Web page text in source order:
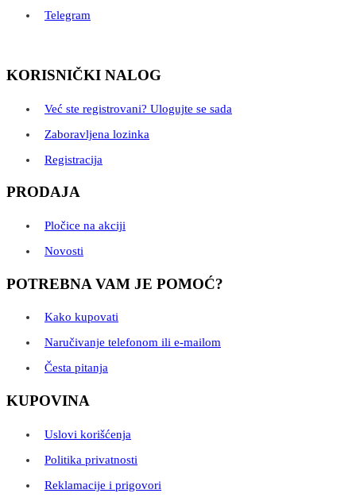
Telegram
KORISNIČKI NALOG
Već ste registrovani? Ulogujte se sada
Zaboravljena lozinka
Registracija
PRODAJA
Pločice na akciji
Novosti
POTREBNA VAM JE POMOĆ?
Kako kupovati
Naručivanje telefonom ili e-mailom
Česta pitanja
KUPOVINA
Uslovi korišćenja
Politika privatnosti
Reklamacije i prigovori